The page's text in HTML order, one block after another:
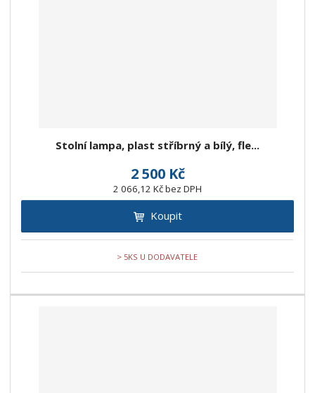
Stolní lampa, plast stříbrný a bílý, fle...
2 500 Kč
2 066,12 Kč bez DPH
Koupit
> 5KS U DODAVATELE